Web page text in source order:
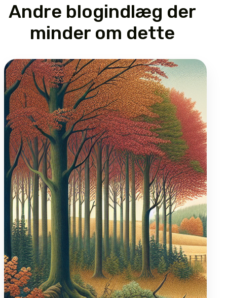
Andre blogindlæg der
minder om dette